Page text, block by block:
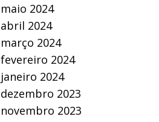
maio 2024
abril 2024
março 2024
fevereiro 2024
janeiro 2024
dezembro 2023
novembro 2023